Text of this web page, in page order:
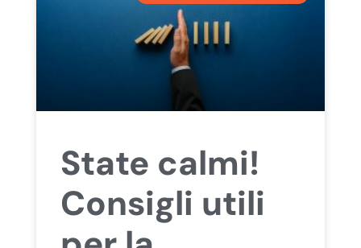
State calmi!
Consigli utili